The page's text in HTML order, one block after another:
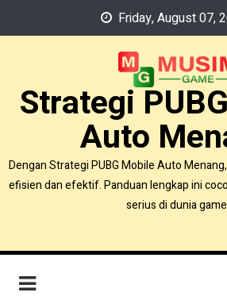
Friday, August 07,
Strategi
Auto
Dengan Strategi PUBG Mobile Auto
efisien dan efektif. Panduan lengkap ini
serius di dunia